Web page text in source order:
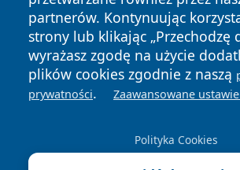
partnerów. Kontynuując
strony lub klikając „Przechodzę
wyrażasz zgodę na użycie
plików cookies zgodnie z naszą
prywatności. Zaawansowane
Polityka Cookies
Copyright © 2026 halotorun.pl Wszystkie
News Autorzy
Polityka
Prywatności